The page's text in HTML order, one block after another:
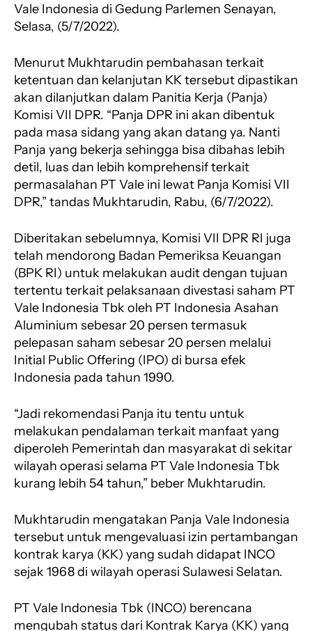
Vale Indonesia di Gedung Parlemen Senayan,
Selasa, (5/7/2022).
Menurut Mukhtarudin pembahasan terkait
ketentuan dan kelanjutan KK tersebut dipastikan
akan dilanjutkan dalam Panitia Kerja (Panja)
Komisi VII DPR. “Panja DPR ini akan dibentuk
pada masa sidang yang akan datang ya. Nanti
Panja yang bekerja sehingga bisa dibahas lebih
detil, luas dan lebih komprehensif terkait
permasalahan PT Vale ini lewat Panja Komisi VII
DPR,” tandas Mukhtarudin, Rabu, (6/7/2022).
Diberitakan sebelumnya, Komisi VII DPR RI juga
telah mendorong Badan Pemeriksa Keuangan
(BPK RI) untuk melakukan audit dengan tujuan
tertentu terkait pelaksanaan divestasi saham PT
Vale Indonesia Tbk oleh PT Indonesia Asahan
Aluminium sebesar 20 persen termasuk
pelepasan saham sebesar 20 persen melalui
Initial Public Offering (IPO) di bursa efek
Indonesia pada tahun 1990.
“Jadi rekomendasi Panja itu tentu untuk
melakukan pendalaman terkait manfaat yang
diperoleh Pemerintah dan masyarakat di sekitar
wilayah operasi selama PT Vale Indonesia Tbk
kurang lebih 54 tahun,” beber Mukhtarudin.
Mukhtarudin mengatakan Panja Vale Indonesia
tersebut untuk mengevaluasi izin pertambangan
kontrak karya (KK) yang sudah didapat INCO
sejak 1968 di wilayah operasi Sulawesi Selatan.
PT Vale Indonesia Tbk (INCO) berencana
mengubah status dari Kontrak Karya (KK) yang